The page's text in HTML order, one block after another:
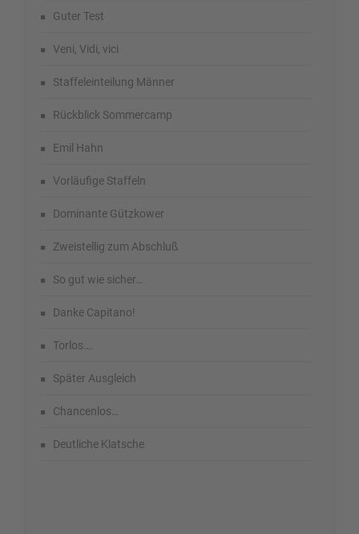
Guter Test
Veni, Vidi, vici
Staffeleinteilung Männer
Rückblick Sommercamp
Emil Hahn
Vorläufige Staffeln
Dominante Gützkower
Zweistellig zum Abschluß
So gut wie sicher…
Danke Capitano!
Torlos….
Später Ausgleich
Chancenlos…
Deutliche Klatsche